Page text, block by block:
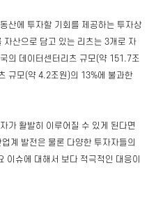
산에 투자할 기회를 제공하는 투자상
자산으로 담고 있는 리츠는 3개로 자
의 데이터센터리츠 규모(약 151.7조
규모(약 4.2조원)의 13%에 불과한
가 활발히 이루어질 수 있게 된다면
계 발전은 물론 다양한 투자자들의
이슈에 대해서 보다 적극적인 대응이